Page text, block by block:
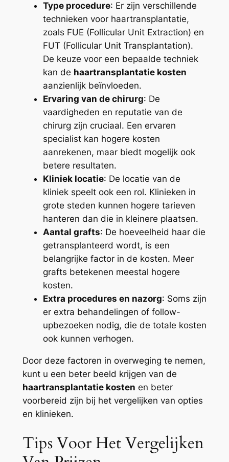
Type procedure: Er zijn verschillende
technieken voor haartransplantatie,
zoals FUE (Follicular Unit Extraction) en
FUT (Follicular Unit Transplantation).
De keuze voor een bepaalde techniek
kan de haartransplantatie kosten
aanzienlijk beïnvloeden.
Ervaring van de chirurg: De
vaardigheden en reputatie van de
chirurg zijn cruciaal. Een ervaren
specialist kan hogere kosten
aanrekenen, maar biedt mogelijk ook
betere resultaten.
Kliniek locatie: De locatie van de
kliniek speelt ook een rol. Klinieken in
grote steden kunnen hogere tarieven
hanteren dan die in kleinere plaatsen.
Aantal grafts: De hoeveelheid haar die
getransplanteerd wordt, is een
belangrijke factor in de kosten. Meer
grafts betekenen meestal hogere
kosten.
Extra procedures en nazorg: Soms zijn
er extra behandelingen of follow-
upbezoeken nodig, die de totale kosten
ook kunnen verhogen.
Door deze factoren in overweging te nemen,
kunt u een beter beeld krijgen van de
haartransplantatie kosten en beter
voorbereid zijn bij het vergelijken van opties
en klinieken.
Tips Voor Het Vergelijken